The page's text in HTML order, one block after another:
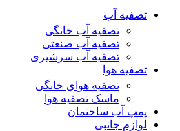
تصفیه آب
تصفیه آب خانگی
تصفیه آب صنعتی
تصفیه آب سرشیری
تصفیه هوا
تصفیه هوای خانگی
ماسک تصفیه هوا
پمپ آب ساختمان
لوازم جانبی